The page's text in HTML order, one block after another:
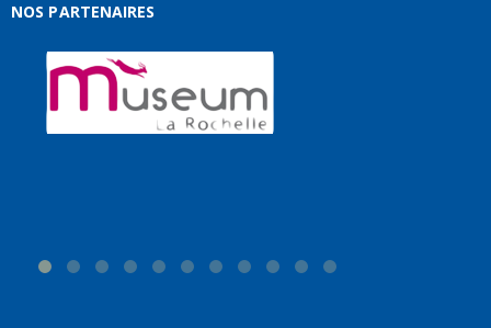
NOS PARTENAIRES